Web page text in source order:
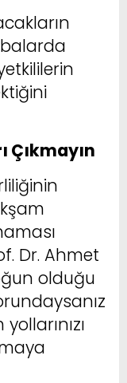
Çıkmayın
Dr. Ahmet
olduğu